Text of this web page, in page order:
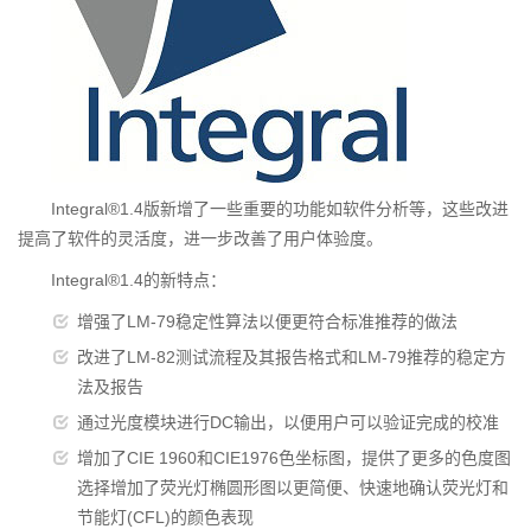
Integral®1.4版新增了一些重要的功能如软件分析等，这些改进
提高了软件的灵活度，进一步改善了用户体验度。
Integral®1.4的新特点：
增强了LM-79稳定性算法以便更符合标准推荐的做法
改进了LM-82测试流程及其报告格式和LM-79推荐的稳定方
法及报告
通过光度模块进行DC输出，以便用户可以验证完成的校准
增加了CIE 1960和CIE1976色坐标图，提供了更多的色度图
选择增加了荧光灯椭圆形图以更简便、快速地确认荧光灯和
节能灯(CFL)的颜色表现